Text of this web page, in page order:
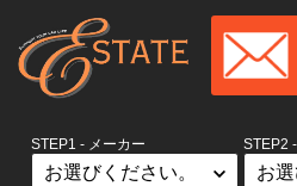
STEP1 - メーカー STEP2